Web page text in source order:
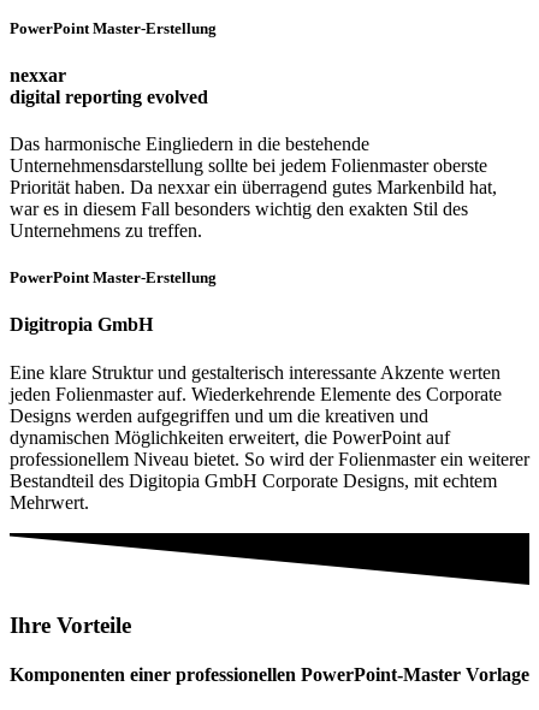
PowerPoint Master-Erstellung
nexxar
digital reporting evolved
Das harmonische Eingliedern in die bestehende
Unternehmensdarstellung sollte bei jedem Folienmaster oberste
Priorität haben. Da nexxar ein überragend gutes Markenbild hat,
war es in diesem Fall besonders wichtig den exakten Stil des
Unternehmens zu treffen.
PowerPoint Master-Erstellung
Digitropia GmbH
Eine klare Struktur und gestalterisch interessante Akzente werten
jeden Folienmaster auf. Wiederkehrende Elemente des Corporate
Designs werden aufgegriffen und um die kreativen und
dynamischen Möglichkeiten erweitert, die PowerPoint auf
professionellem Niveau bietet. So wird der Folienmaster ein weiterer
Bestandteil des Digitopia GmbH Corporate Designs, mit echtem
Mehrwert.
Ihre Vorteile
Komponenten einer professionellen PowerPoint-Master Vorlage